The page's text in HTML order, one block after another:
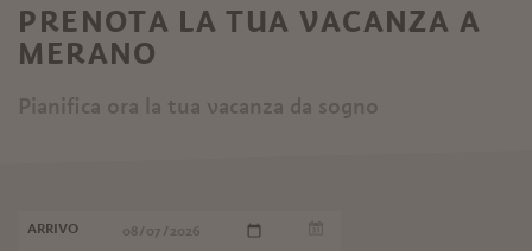
PRENOTA LA TUA VACANZA A
MERANO
Pianifica ora la tua vacanza da sogno
ARRIVO